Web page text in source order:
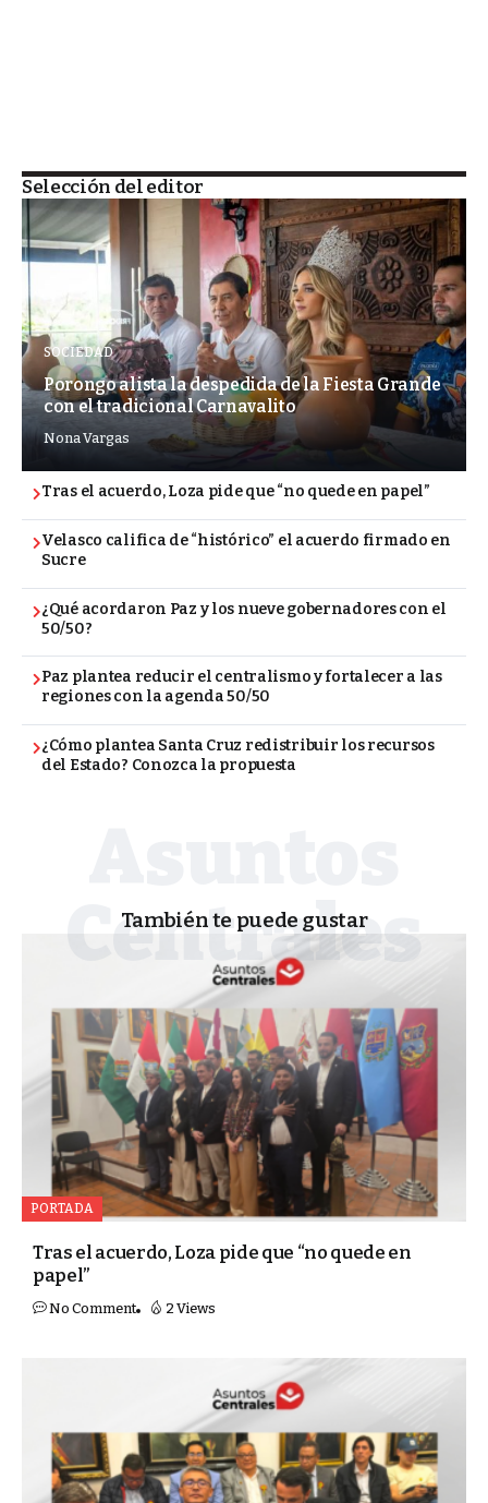
Selección del editor
SOCIEDAD
Porongo alista la despedida de la Fiesta Grande
con el tradicional Carnavalito
Nona Vargas
Tras el acuerdo, Loza pide que “no quede en papel”
Velasco califica de “histórico” el acuerdo firmado en
Sucre
¿Qué acordaron Paz y los nueve gobernadores con el
50/50?
Paz plantea reducir el centralismo y fortalecer a las
regiones con la agenda 50/50
¿Cómo plantea Santa Cruz redistribuir los recursos
del Estado? Conozca la propuesta
También te puede gustar
PORTADA
Tras el acuerdo, Loza pide que “no quede en
papel”
No Comment 2 Views